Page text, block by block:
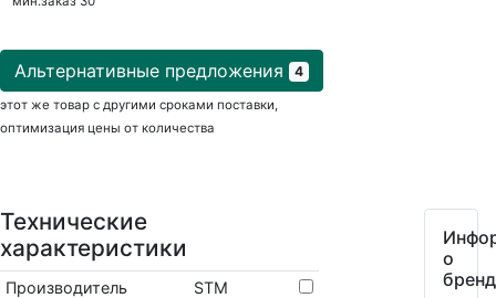
Альтернативные предложения 4
этот же товар с другими сроками поставки,
оптимизация цены от количества
Технические
характеристики
Производитель STM
о